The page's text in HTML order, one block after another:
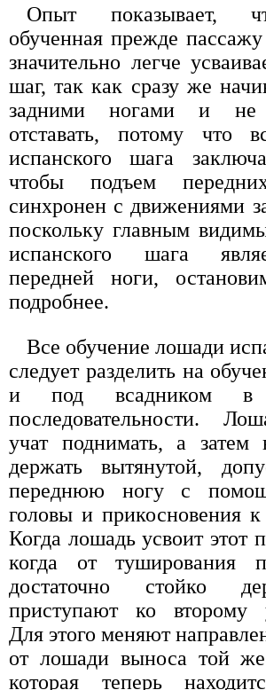
Опыт показывает,
обученная прежде
значительно легче
шаг, так как сразу же
задними ногами и
отставать, потому что
испанского шага
чтобы подъем
синхронен с движениями
поскольку главным
испанского шага
передней ноги,
подробнее.
Все обучение лошади
следует разделить на
и под всадником в
последовательности.
учат поднимать, а затем
держать вытянутой,
переднюю ногу с
головы и прикосновения
Когда лошадь усвоит этот
когда от туширования
достаточно стойко
приступают ко второму
Для этого меняют
от лошади выноса той
которая теперь